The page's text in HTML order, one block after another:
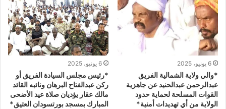
6 يونيو، 2025
*والي ولاية الشمالية الفريق
عبدالرحمن عبدالحنيد عن جاهزية
القوات المسلحة لحماية حدود
الولاية من أي تهديدات أمنية*
6 يونيو، 2025
*رئيس مجلس السيادة الفريق أو
ركن عبدالفتاح البرهان ونائبه القائد
مالك عقار يؤديان صلاة عيد الأضحى
المبارك بمسجد بورتسودان العتيق*